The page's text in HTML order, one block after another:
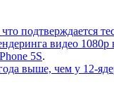
подтверждается
видео 1080p
5S.
выше, чем у 12-